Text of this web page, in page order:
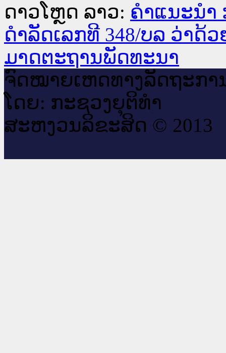
ດາວໂຫຼດ ລາວ: ຄຳແນະນຳ
ດຳລັດເລກທີ 348/ບລ ວ່າ
ມາດຕະຖານພັດທະນາ
ຈົດ​ໝາຍ​ເຫດ​ທາງ​ລັດ​ຖະ​ກາ
ໂດຍ: ກະ​ຊວງຍຸ​ຕິ​ທຳ
ສະ​ຫງວນ​ລິ​ຂະ​ສິດ © 2013